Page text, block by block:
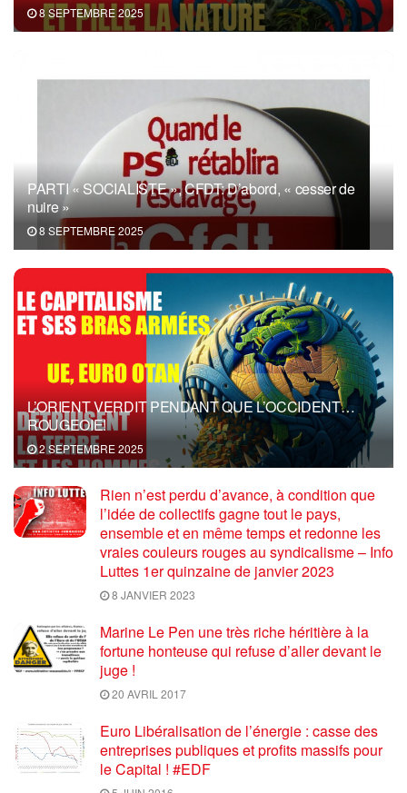
8 SEPTEMBRE 2025
PARTI « SOCIALISTE », CFDT: D’abord, « cesser de
nuire »
8 SEPTEMBRE 2025
L’ORIENT VERDIT PENDANT QUE L’OCCIDENT…
ROUGEOIE!
2 SEPTEMBRE 2025
Rien n’est perdu d’avance, à condition que
l’idée de collectifs gagne tout le pays,
ensemble et en même temps et redonne les
vraies couleurs rouges au syndicalisme – Info
Luttes 1er quinzaine de janvier 2023
8 JANVIER 2023
Marine Le Pen une très riche héritière à la
fortune honteuse qui refuse d’aller devant le
juge !
20 AVRIL 2017
Euro Libéralisation de l’énergie : casse des
entreprises publiques et profits massifs pour
le Capital ! #EDF